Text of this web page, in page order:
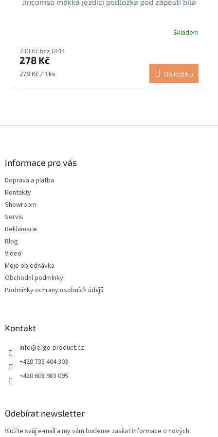
Skladem
230 Kč bez DPH
278 Kč
Měrná
278 Kč / 1 ks Do košíku
Informace pro vás
Doprava a platba
Kontakty
Showroom
Servis
Reklamace
Blog
Video
Moje objednávka
Obchodní podmínky
Podmínky ochrany osobních údajů
Kontakt
info@ergo-product.cz
+420 733 404 303
+420 608 983 095
Odebírat newsletter
Vložte svůj e-mail a my vám budeme zasílat informace o nových